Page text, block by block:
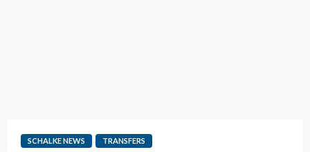
SCHALKE NEWS TRANSFERS